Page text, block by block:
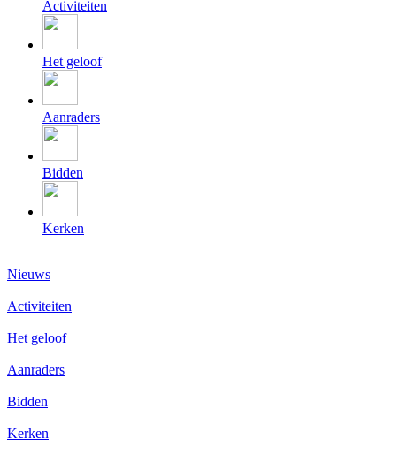
Activiteiten
Het geloof
Aanraders
Bidden
Kerken
Nieuws
Activiteiten
Het geloof
Aanraders
Bidden
Kerken